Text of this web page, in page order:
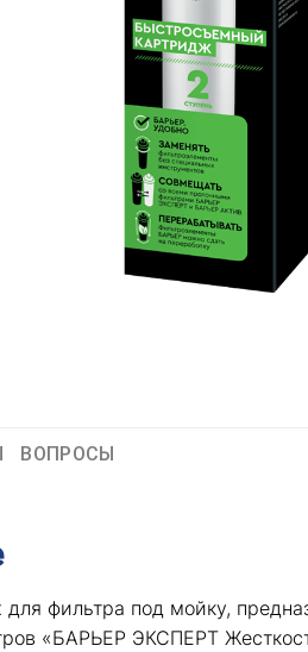
ВОПРОСЫ
фильтра под мойку,
«БАРЬЕР ЭКСПЕРТ